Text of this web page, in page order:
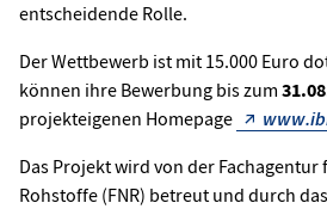
entscheidende Rolle.
Der Wettbewerb ist mit 15.000 Euro
können ihre Bewerbung bis zum
projekteigenen Homepage
Das Projekt wird von der Fachagentur
Rohstoffe (FNR) betreut und durch